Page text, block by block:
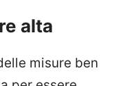
alta
misure ben